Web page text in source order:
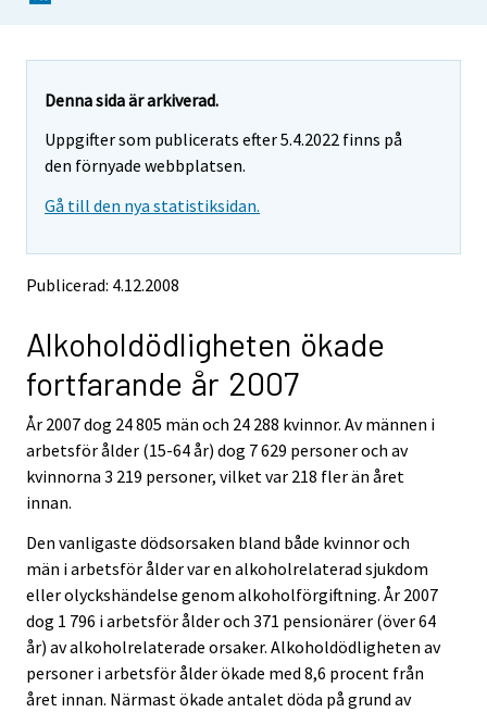
Denna sida är arkiverad.
Uppgifter som publicerats efter 5.4.2022 finns på
den förnyade webbplatsen.
Gå till den nya statistiksidan.
Publicerad: 4.12.2008
Alkoholdödligheten ökade
fortfarande år 2007
År 2007 dog 24 805 män och 24 288 kvinnor. Av männen i
arbetsför ålder (15-64 år) dog 7 629 personer och av
kvinnorna 3 219 personer, vilket var 218 fler än året
innan.
Den vanligaste dödsorsaken bland både kvinnor och
män i arbetsför ålder var en alkoholrelaterad sjukdom
eller olyckshändelse genom alkoholförgiftning. År 2007
dog 1 796 i arbetsför ålder och 371 pensionärer (över 64
år) av alkoholrelaterade orsaker. Alkoholdödligheten av
personer i arbetsför ålder ökade med 8,6 procent från
året innan. Närmast ökade antalet döda på grund av